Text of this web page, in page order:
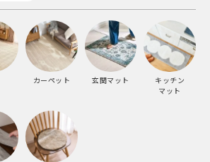
カーペット 玄関マット
キッチン
マット